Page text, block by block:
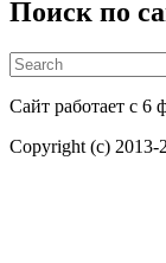
Поиск по
Search
Сайт работает с 6
Copyright (c) 2013-